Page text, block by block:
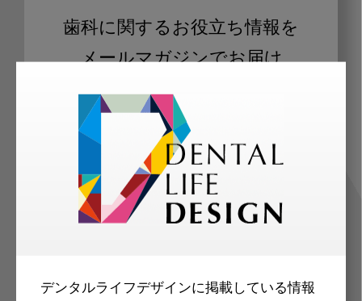
デンタルライフデザインに掲載している情報
歯科に関するお役立ち情報を
メールマガジンでお届け
ご登録いただいた職種（歯科医師、歯
科衛生士、歯科技工士）に合わせた内
容のメールマガジンをお届けします。